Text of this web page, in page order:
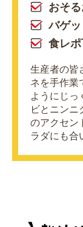
おそ
バゲ
食レポ
生産者の皆
ネを手作業
ようにじっ
ビとニンニ
のアクセン
ラダにも合